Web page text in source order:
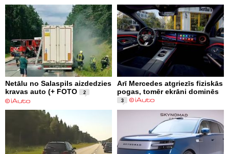
Netālu no Salaspils aizdedzies
kravas auto (+ FOTO
2
Arī Mercedes atgriezīs fiziskās
pogas, tomēr ekrāni dominēs
3